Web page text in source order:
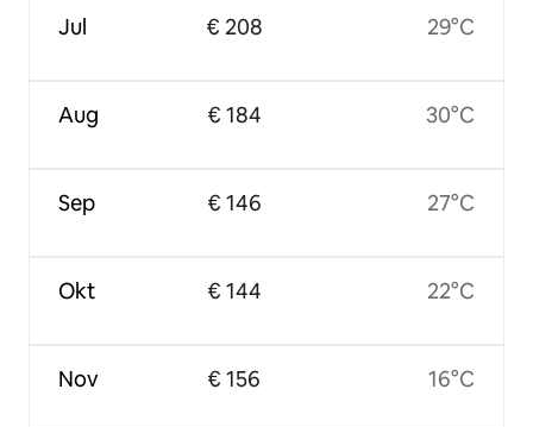
Jul
Aug
Sep
Okt
Nov
€ 208
€ 184
€ 146
€ 144
€ 156
29°C
30°C
27°C
22°C
16°C